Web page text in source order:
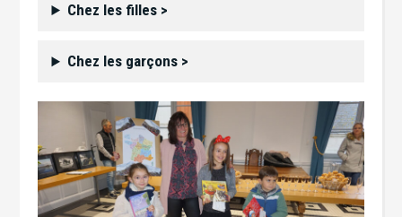
Chez les filles >
Chez les garçons >